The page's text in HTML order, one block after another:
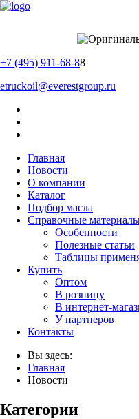
+7 (495) 911-68-88
etruckoil@everestgroup.ru
Главная
Новости
О компании
Каталог
Подбор масла
Справочные
Особенности
Полезные статьи
Таблицы
Купить
Оптом
В розницу
В интернет-
У партнеров
Контакты
Вы здесь:
Главная
Новости
Категории